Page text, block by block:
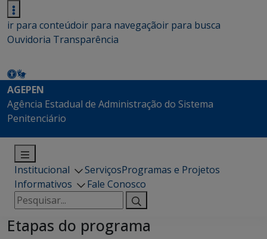
ir para conteúdoir para navegaçãoir para busca
Ouvidoria Transparência
AGEPEN
Agência Estadual de Administração do Sistema
Penitenciário
Institucional ServiçosProgramas e Projetos
Informativos
Fale Conosco
Pesquisar
por:
Etapas do programa